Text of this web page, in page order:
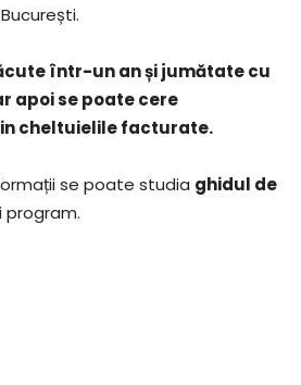
într-un an și jumătate cu
apoi se poate cere
cheltuielile facturate.
se poate studia ghidul de
program.